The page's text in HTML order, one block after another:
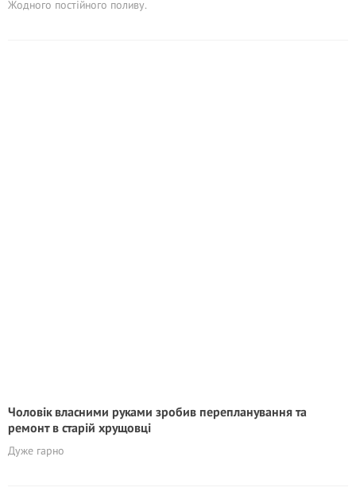
Жодного постійного поливу.
Чоловік власними руками зробив перепланування та
ремонт в старій хрущовці
Дуже гарно